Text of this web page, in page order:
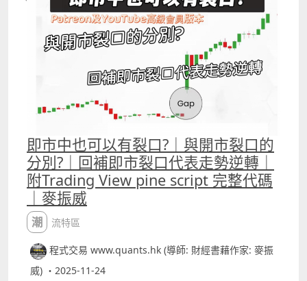
即市中也可以有裂口?｜與開市裂口的
分別?｜回補即市裂口代表走勢逆轉｜
附Trading View pine script 完整代碼
｜麥振威
潮流特區
程式交易 www.quants.hk (導師: 財經書藉作家: 麥振
威) ・2025-11-24